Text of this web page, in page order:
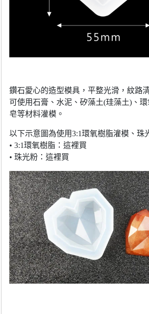
鑽石愛心的造型模具，平整光滑，紋路
可使用石膏、水泥、矽藻土(珪藻土)、
皂等材料灌模。
以下示意圖為使用3:1環氧樹脂灌模、珠
• 3:1環氧樹脂：這裡買
• 珠光粉：這裡買